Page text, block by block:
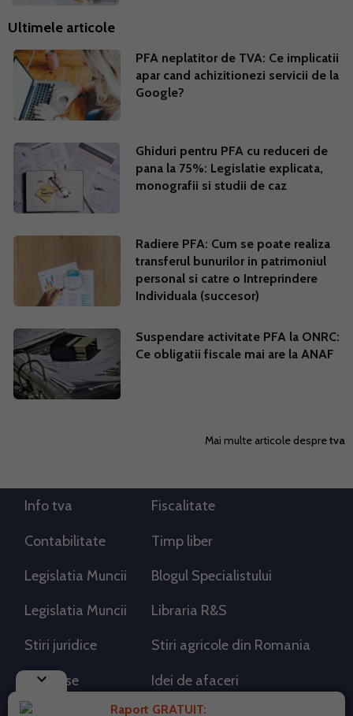
Ultimele articole
PFA neplatitor de TVA: Ce implicatii
apar cand achizitionezi servicii de la
Google?
Ghiduri pentru PFA cu reduceri de
pana la 75%: Legislatie explicata,
monografii si studii de caz
Radiere PFA: Cum se poate realiza
transferul bunurilor in patrimoniul
personal si catre o Intreprindere
Individuala (succesor)
Suspendare activitate PFA la ONRC:
Ce obligatii fiscale mai are la ANAF
Mai multe articole despretva
keyboard_arrow_down
Raport GRATUIT:
Info tva Fiscalitate
Contabilitate Timp liber
Legislatia Muncii Blogul Specialistului
Legislatia Muncii Libraria R&S
Stiri juridice Stiri agricole din Romania
AdSense Idei de afaceri